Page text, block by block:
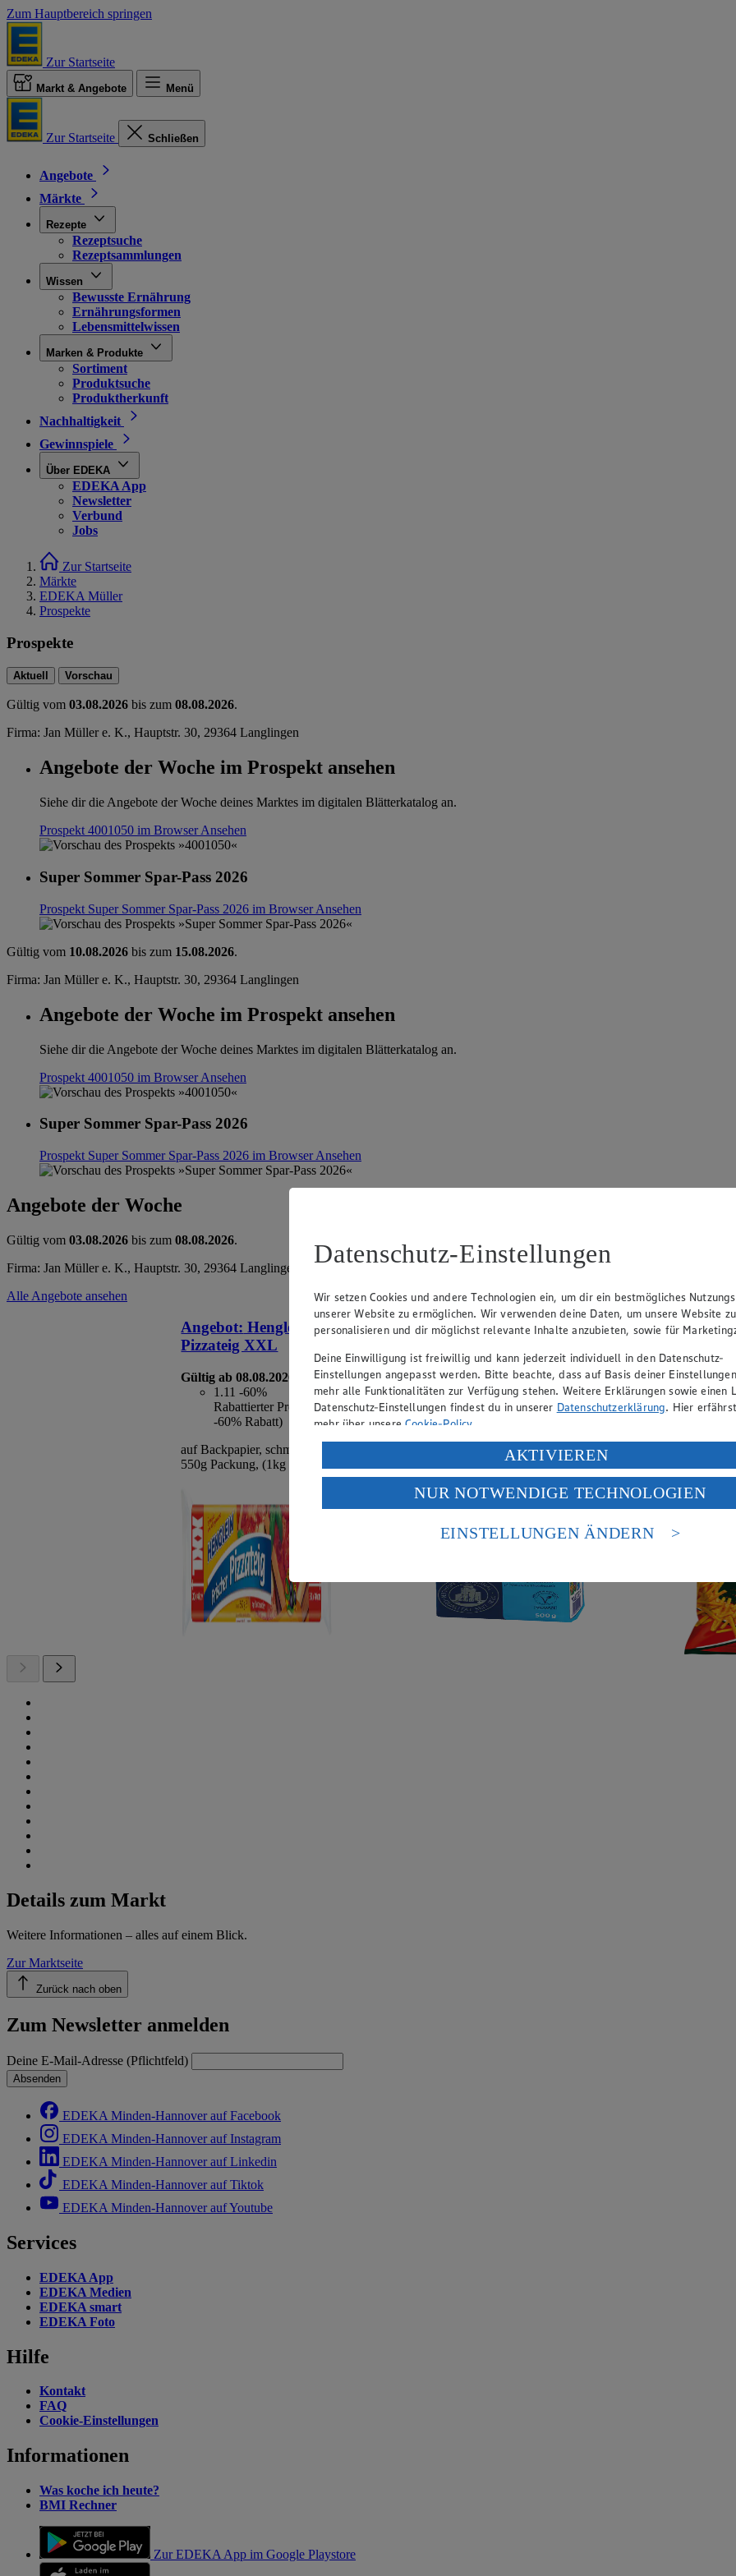
Zum Hauptbereich springen
Zur Startseite
Markt & Angebote Menü
Zur Startseite Schließen
Angebote
Märkte
Rezepte
Rezeptsuche
Rezeptsammlungen
Wissen
Bewusste Ernährung
Ernährungsformen
Lebensmittelwissen
Marken & Produkte
Sortiment
Produktsuche
Produktherkunft
Nachhaltigkeit
Gewinnspiele
Über EDEKA
EDEKA App
Newsletter
Verbund
Jobs
Zur Startseite
Märkte
EDEKA Müller
Prospekte
Prospekte
Aktuell Vorschau
Gültig vom 03.08.2026 bis zum 08.08.2026.
Firma: Jan Müller e. K., Hauptstr. 30, 29364 Langlingen
Angebote der Woche im Prospekt ansehen
Siehe dir die Angebote der Woche deines Marktes im digitalen Blätterkatalog an.
Prospekt 4001050 im BrowserAnsehen
Super Sommer Spar-Pass 2026
Prospekt Super Sommer Spar-Pass 2026 im BrowserAnsehen
Gültig vom 10.08.2026 bis zum 15.08.2026.
Firma: Jan Müller e. K., Hauptstr. 30, 29364 Langlingen
Angebote der Woche im Prospekt ansehen
Siehe dir die Angebote der Woche deines Marktes im digitalen Blätterkatalog an.
Prospekt 4001050 im BrowserAnsehen
Super Sommer Spar-Pass 2026
Prospekt Super Sommer Spar-Pass 2026 im BrowserAnsehen
Angebote der Woche
Gültig vom 03.08.2026 bis zum 08.08.2026.
Firma: Jan Müller e. K., Hauptstr. 30, 29364 Langlingen
Alle Angebote ansehen
Angebot: Henglein Frischer
Pizzateig XXL
Gültig ab 08.08.2026
1.11 -60%
Rabattierter Preis von 1.11€ (Insgesamt
-60% Rabatt)
auf Backpapier, schmeckt wie selbstgemacht,
550g Packung, (1kg = 2,02)
Angebot:Kölln Blütenzarte oder
Gültig ab 08.08.2026
0.99 -41%
Rabattierter Preis von 0.99€ (Insgesamt
-41% Rabatt)
500g Packung, (1kg = 1,98)
Ringe
Gültig ab
1.11
-
versch.
Details zum Markt
Weitere Informationen – alles auf einem Blick.
Zur Marktseite
Zurück nach oben
Zum Newsletter anmelden
Deine E-Mail-Adresse (Pflichtfeld)
Absenden
EDEKA Minden-Hannover auf Facebook
EDEKA Minden-Hannover auf Instagram
EDEKA Minden-Hannover auf Linkedin
EDEKA Minden-Hannover auf Tiktok
EDEKA Minden-Hannover auf Youtube
Services
EDEKA App
EDEKA Medien
EDEKA smart
EDEKA Foto
Hilfe
Kontakt
FAQ
Cookie-Einstellungen
Informationen
Was koche ich heute?
BMI Rechner
Zur EDEKA App im Google Playstore
Datenschutz-Einstellungen
Wir setzen Cookies und andere Technologien ein, um dir ein bestmögliches
unserer Website zu ermöglichen. Wir verwenden deine Daten, um unsere Website zu
personalisieren und dir möglichst relevante Inhalte anzubieten, sowie für
Deine Einwilligung ist freiwillig und kann jederzeit individuell in den Datenschutz-
Einstellungen angepasst werden. Bitte beachte, dass auf Basis deiner
mehr alle Funktionalitäten zur Verfügung stehen. Weitere Erklärungen sowie einen
Datenschutz-Einstellungen findest du in unserer Datenschutzerklärung. Hier
mehr über unsereCookie-Policy.
Verarbeitung deiner personenbezogenen Daten in den USA durch Facebook und
Wenn du auf „Aktivieren“ klickst, willigst du im Sinne des Art. 49 Abs. 1 Satz 1 lit.
ein, dass deine Daten in den USA verarbeitet werden. Der EuGH sieht die USA als
einem nach europäischen Standards nicht angemessenen Datenschutzniveau an. Es
Risiko eines Zugriffs durch US-amerikanische Behörden.
AKTIVIEREN
NUR NOTWENDIGE TECHNOLOGIEN
EINSTELLUNGEN ÄNDERN